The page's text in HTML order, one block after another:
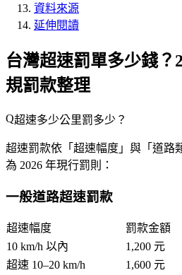
資料來源
延伸閱讀
台灣超速罰單多少錢？
規罰款整理
超速多少公里罰多少？
超速罰款依「超速幅度」與「道路
為 2026 年現行罰則：
一般道路超速罰款
超速幅度 罰款金額
10 km/h 以內
1,200 元
超速 10–20 km/h
1,600 元